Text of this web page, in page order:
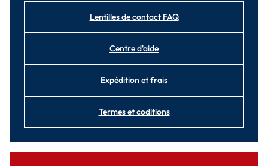
Lentilles de contact FAQ
Centre d'aide
Expédition et frais
Termes et coditions